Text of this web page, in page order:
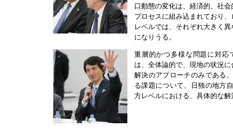
口動態の変化は、経済的、社会
プロセスに組み込まれており、
レベルでは、それぞれ大きく
になりうる。
重層的かつ多様な問題に対応
は、全体論的で、現地の状況に
解決のアプローチのみである
る課題について、日独の地方
方レベルにおける、具体的な